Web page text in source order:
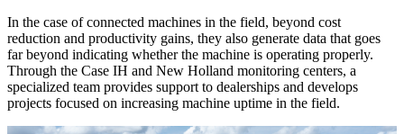
In the case of connected machines in the field, beyond cost
reduction and productivity gains, they also generate data that goes
far beyond indicating whether the machine is operating properly.
Through the Case IH and New Holland monitoring centers, a
specialized team provides support to dealerships and develops
projects focused on increasing machine uptime in the field.